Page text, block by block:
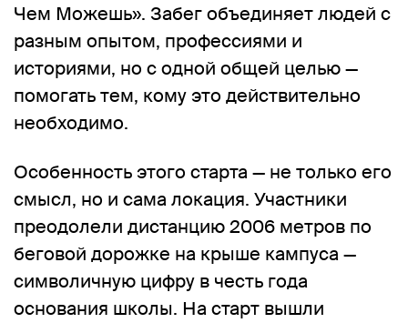
Чем Можешь». Забег объединяет людей с
разным опытом, профессиями и
историями, но с одной общей целью —
помогать тем, кому это действительно
необходимо.
Особенность этого старта — не только его
смысл, но и сама локация. Участники
преодолели дистанцию2006 метров по
беговой дорожке на крыше кампуса —
символичную цифру в честь года
основания школы. На старт вышли